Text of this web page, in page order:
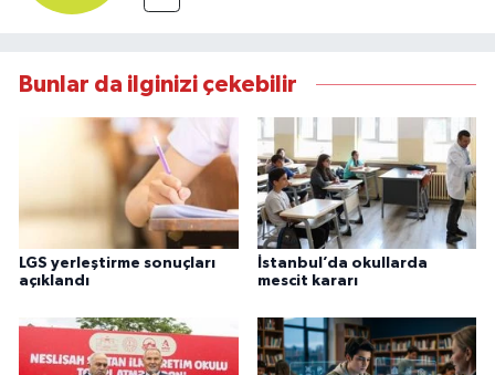
Bunlar da ilginizi çekebilir
LGS yerleştirme sonuçları
açıklandı
İstanbul’da okullarda
mescit kararı